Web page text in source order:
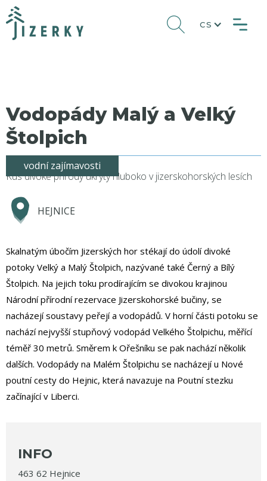
CS
Vodopády Malý a Velký
Štolpich
vodní zajímavosti
Kus divoké přírody ukrytý hluboko v jizerskohorských lesích
HEJNICE
Skalnatým úbočím Jizerských hor stékají do údolí divoké
potoky Velký a Malý Štolpich, nazývané také Černý a Bílý
Štolpich. Na jejich toku prodírajícím se divokou krajinou
Národní přírodní rezervace Jizerskohorské bučiny, se
nacházejí soustavy peřejí a vodopádů. V horní části potoku se
nachází nejvyšší stupňový vodopád Velkého Štolpichu, měřící
téměř 30 metrů. Směrem k Ořešníku se pak nachází několik
dalších. Vodopády na Malém Štolpichu se nacházejí u Nové
poutní cesty do Hejnic, která navazuje na Poutní stezku
začínající v Liberci.
INFO
463 62 Hejnice